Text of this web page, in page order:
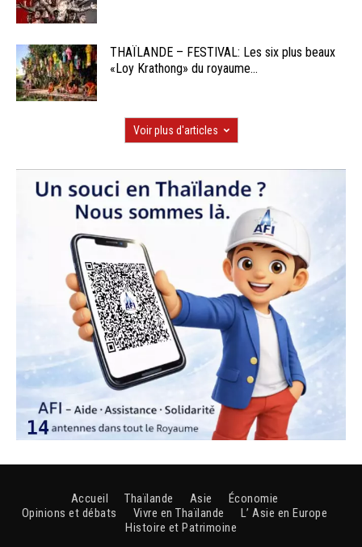
THAÏLANDE – FESTIVAL: Les six plus beaux
«Loy Krathong» du royaume...
Voir plus d'articles
Accueil Thaïlande Asie
Économie
Opinions et débats
Vivre en Thaïlande
L’ Asie en Europe
Histoire et Patrimoine